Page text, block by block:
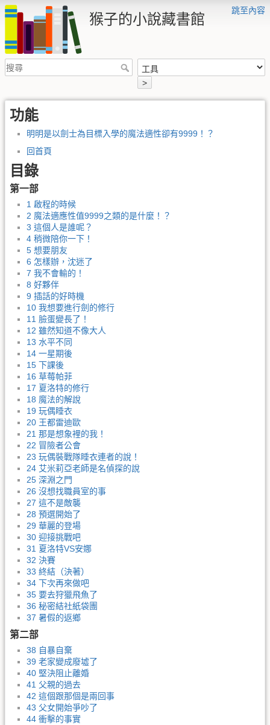
跳至內容
猴子的小說藏書館
>
功能
明明是以劍士為目標入學的魔法適性卻有9999！？
回首頁
目錄
第一部
1 啟程的時候
2 魔法適應性值9999之類的是什麼！？
3 這個人是誰呢？
4 稍微陪你一下！
5 想要朋友
6 怎樣辦，沈迷了
7 我不會輸的！
8 好夥伴
9 插話的好時機
10 我想要進行劍的修行
11 臉蛋變長了！
12 雖然知道不像大人
13 水平不同
14 一星期後
15 下課後
16 草莓帕菲
17 夏洛特的修行
18 魔法的解說
19 玩偶睡衣
20 王都雷迪歐
21 那是想象裡的我！
22 冒險者公會
23 玩偶裝戰隊睡衣連者的說！
24 艾米莉亞老師是名偵探的說
25 深淵之門
26 沒想找職員室的事
27 這不是敵襲
28 預選開始了
29 華麗的登場
30 迎接挑戰吧
31 夏洛特VS安娜
32 決賽
33 終結（決著）
34 下次再來做吧
35 要去狩獵飛魚了
36 秘密結社紙袋團
37 暑假的返鄉
第二部
38 自暴自棄
39 老家變成廢墟了
40 堅決阻止離婚
41 父親的過去
42 這個跟那個是兩回事
43 父女開始爭吵了
44 衝擊的事實